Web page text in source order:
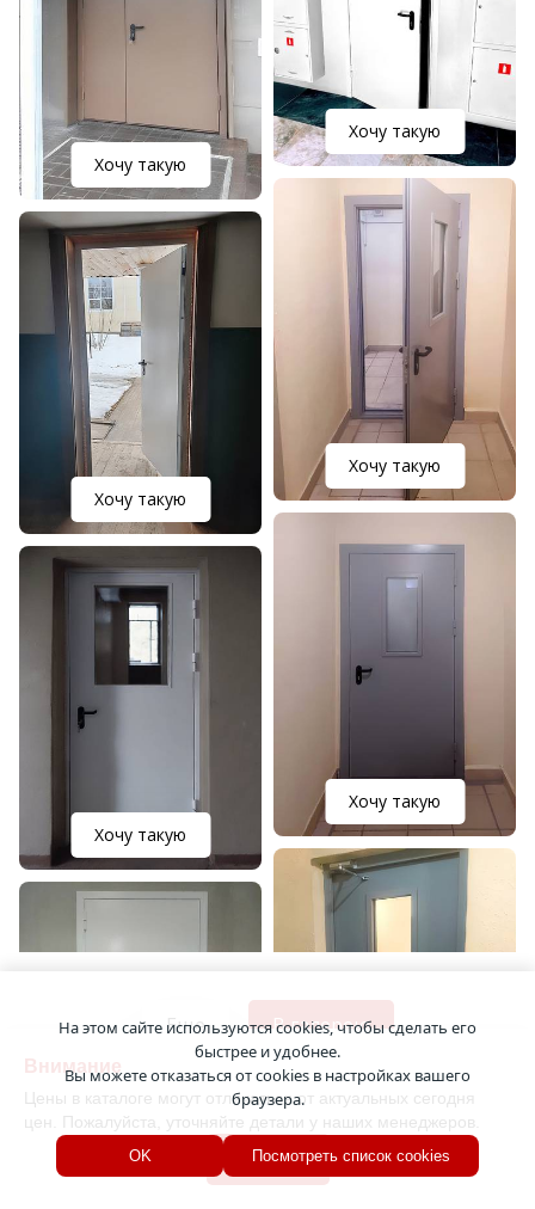
Внимание
Цены в каталоге могут отличаться от актуальных сегодня
цен. Пожалуйста, уточняйте детали у наших менеджеров.
Хорошо
Хочу такую
Хочу такую
Хочу такую
Хочу такую
Хочу такую
Хочу такую
Хочу такую
Хочу такую
Еще В галерею
ПОКУПАТЕЛИ ВЫБИРАЮТ
На этом сайте используются cookies, чтобы сделать его
быстрее и удобнее.
Вы можете отказаться от cookies в настройках вашего
браузера.
OK Посмотреть список cookies